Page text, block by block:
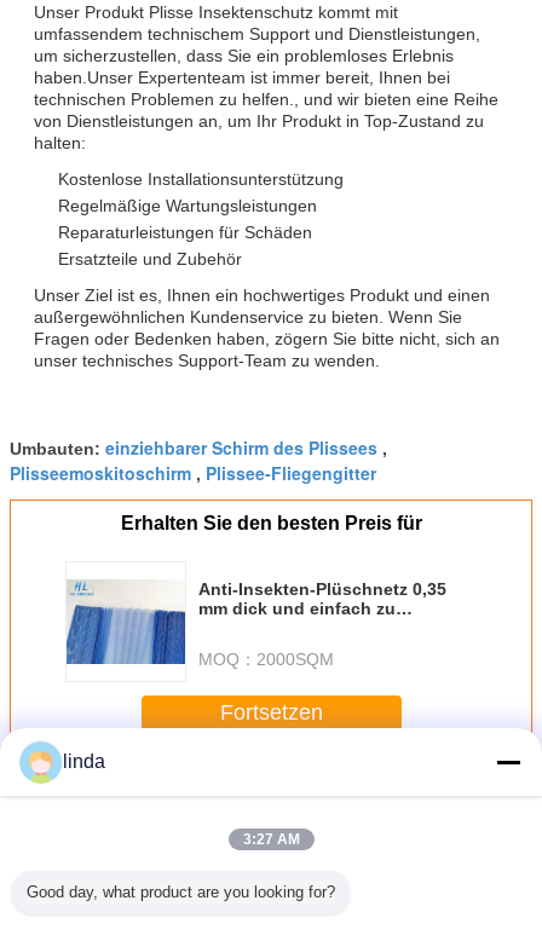
Unser Produkt Plisse Insektenschutz kommt mit
umfassendem technischem Support und Dienstleistungen,
um sicherzustellen, dass Sie ein problemloses Erlebnis
haben.Unser Expertenteam ist immer bereit, Ihnen bei
technischen Problemen zu helfen., und wir bieten eine Reihe
von Dienstleistungen an, um Ihr Produkt in Top-Zustand zu
halten:
Kostenlose Installationsunterstützung
Regelmäßige Wartungsleistungen
Reparaturleistungen für Schäden
Ersatzteile und Zubehör
Unser Ziel ist es, Ihnen ein hochwertiges Produkt und einen
außergewöhnlichen Kundenservice zu bieten. Wenn Sie
Fragen oder Bedenken haben, zögern Sie bitte nicht, sich an
unser technisches Support-Team zu wenden.
Umbauten: einziehbarer Schirm des Plissees ,
Plisseemoskitoschirm , Plissee-Fliegengitter
Erhalten Sie den besten Preis für
Anti-Insekten-Plüschnetz 0,35
mm dick und einfach zu
MOQ： 2000SQM
Fortsetzen
Mehr
linda
3:27 AM
Good day, what product are you looking for?